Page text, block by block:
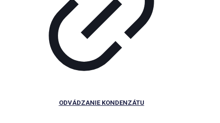
ODVÁDZANIE KONDENZÁTU